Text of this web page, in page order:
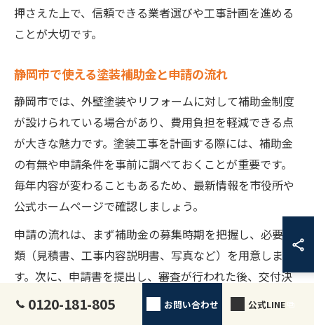
押さえた上で、信頼できる業者選びや工事計画を進める
ことが大切です。
静岡市で使える塗装補助金と申請の流れ
静岡市では、外壁塗装やリフォームに対して補助金制度
が設けられている場合があり、費用負担を軽減できる点
が大きな魅力です。塗装工事を計画する際には、補助金
の有無や申請条件を事前に調べておくことが重要です。
毎年内容が変わることもあるため、最新情報を市役所や
公式ホームページで確認しましょう。
申請の流れは、まず補助金の募集時期を把握し、必要書
類（見積書、工事内容説明書、写真など）を用意しま
す。次に、申請書を提出し、審査が行われた後、交付決
定通知を受け取ってから工事を開始するのが一般的な手
0120-181-805 お問い合わせ 公式LINE